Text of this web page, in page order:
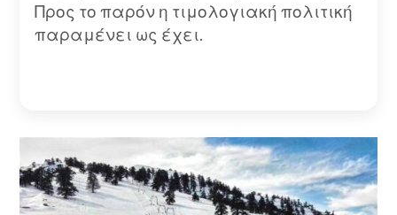
Προς το παρόν η τιμολογιακή πολιτική
παραμένει ως έχει.